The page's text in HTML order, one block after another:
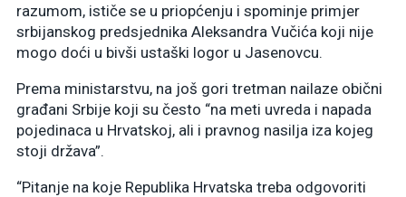
razumom, ističe se u priopćenju i spominje primjer
srbijanskog predsjednika Aleksandra Vučića koji nije
mogo doći u bivši ustaški logor u Jasenovcu.
Prema ministarstvu, na još gori tretman nailaze obični
građani Srbije koji su često “na meti uvreda i napada
pojedinaca u Hrvatskoj, ali i pravnog nasilja iza kojeg
stoji država”.
“Pitanje na koje Republika Hrvatska treba odgovoriti